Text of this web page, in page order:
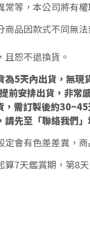
常等，本公司將有
商品因款式不同無
恕不退換貨。
5天內出貨，無現
前安排出貨，非常
需訂製後約
先至「聯絡我們
會有色差差異，
7天鑑賞期，第8